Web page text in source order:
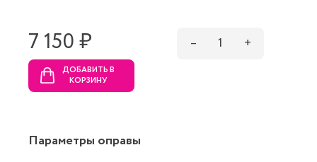
7 150 ₷ – 1 +
ДОБАВИТЬ В
КОРЗИНУ
Параметры оправы